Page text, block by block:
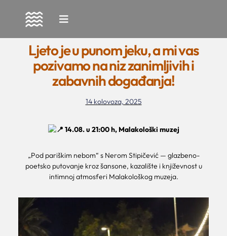
to
contentLjeto je u punom jeku, a mi vas
pozivamo na niz zanimljivih i
zabavnih događanja!
14 kolovoza, 2025
14.08. u 21:00 h, Malakološki muzej
„Pod pariškim nebom“ s Nerom Stipičević — glazbeno-
poetsko putovanje kroz šansone, kazalište i književnost u
intimnoj atmosferi Malakološkog muzeja.